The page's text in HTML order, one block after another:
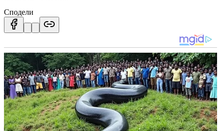
Сподели